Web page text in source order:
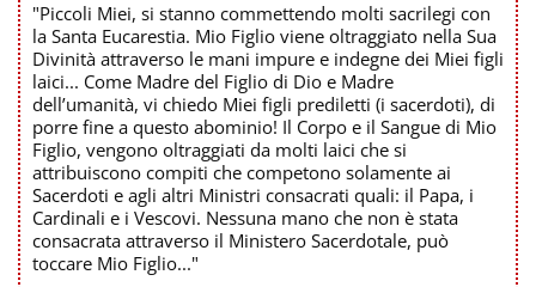
"Piccoli Miei, si stanno commettendo molti sacrilegi con
la Santa Eucarestia. Mio Figlio viene oltraggiato nella Sua
Divinità attraverso le mani impure e indegne dei Miei figli
laici... Come Madre del Figlio di Dio e Madre
dell’umanità, vi chiedo Miei figli prediletti (i sacerdoti), di
porre fine a questo abominio! Il Corpo e il Sangue di Mio
Figlio, vengono oltraggiati da molti laici che si
attribuiscono compiti che competono solamente ai
Sacerdoti e agli altri Ministri consacrati quali: il Papa, i
Cardinali e i Vescovi. Nessuna mano che non è stata
consacrata attraverso il Ministero Sacerdotale, può
toccare Mio Figlio..."